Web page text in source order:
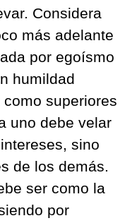
Considera
más adelante
por egoísmo
humildad
superiores
uno debe velar
sino
de los demás.
ser como la
por